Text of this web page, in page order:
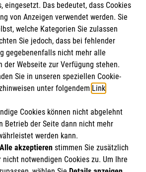
für Kirche und Caritas eG
0193 3080 4331 49
uns
e.V. ist als eingetragene
eingesetzt. Das bedeutet, dass Cookies
von Anzeigen verwendet werden. Sie
welche Kategorien Sie zulassen
Sie jedoch, dass bei fehlender
gegebenenfalls nicht mehr alle
der Webseite zur Verfügung stehen.
Sie in unseren speziellen Cookie-
unter folgendem Link.
Cookies können nicht abgelehnt
Betrieb der Seite dann nicht mehr
werden kann.
Alle akzeptierenstimmen Sie zusätzlich
nicht notwendigen Cookies zu. Um Ihre